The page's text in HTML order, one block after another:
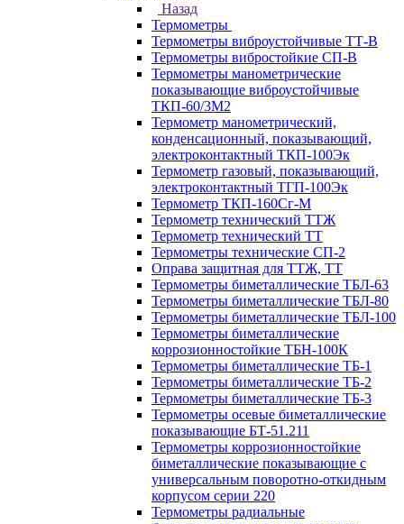
Назад
Термометры
Термометры виброустойчивые ТТ-В
Термометры вибростойкие СП-В
Термометры манометрические
показывающие виброустойчивые
ТКП-60/3М2
Термометр манометрический,
конденсационный, показывающий,
электроконтактный ТКП-100Эк
Термометр газовый, показывающий,
электроконтактный ТГП-100Эк
Термометр ТКП-160Сг-М
Термометр технический ТТЖ
Термометр технический ТТ
Термометры технические СП-2
Оправа защитная для ТТЖ, ТТ
Термометры биметаллические ТБЛ-63
Термометры биметаллические ТБЛ-80
Термометры биметаллические ТБЛ-100
Термометры биметаллические
коррозионностойкие ТБН-100К
Термометры биметаллические ТБ-1
Термометры биметаллические ТБ-2
Термометры биметаллические ТБ-3
Термометры осевые биметаллические
показывающие БТ-51.211
Термометры коррозионностойкие
биметаллические показывающие с
универсальным поворотно-откидным
корпусом серии 220
Термометры радиальные